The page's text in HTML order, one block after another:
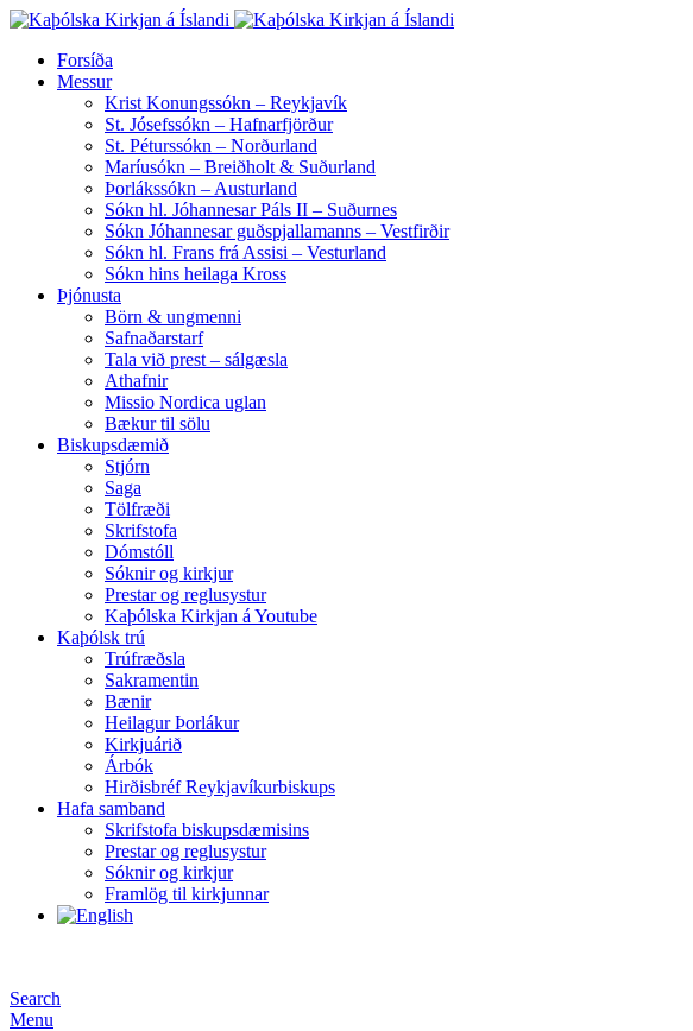
Forsíða
Messur
Krist Konungssókn – Reykjavík
St. Jósefssókn – Hafnarfjörður
St. Péturssókn – Norðurland
Maríusókn – Breiðholt & Suðurland
Þorlákssókn – Austurland
Sókn hl. Jóhannesar Páls II – Suðurnes
Sókn Jóhannesar guðspjallamanns – Vestfirðir
Sókn hl. Frans frá Assisi – Vesturland
Sókn hins heilaga Kross
Þjónusta
Börn & ungmenni
Safnaðarstarf
Tala við prest – sálgæsla
Athafnir
Missio Nordica uglan
Bækur til sölu
Biskupsdæmið
Stjórn
Saga
Tölfræði
Skrifstofa
Dómstóll
Sóknir og kirkjur
Prestar og reglusystur
Kaþólska Kirkjan á Youtube
Kaþólsk trú
Trúfræðsla
Sakramentin
Bænir
Heilagur Þorlákur
Kirkjuárið
Árbók
Hirðisbréf Reykjavíkurbiskups
Hafa samband
Skrifstofa biskupsdæmisins
Prestar og reglusystur
Sóknir og kirkjur
Framlög til kirkjunnar
Search
Menu